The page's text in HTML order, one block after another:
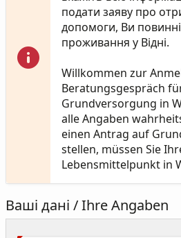
подати заяву про
допомоги, Ви
проживання у Відні.
Willkommen zur
Beratungsgespräch
Grundversorgung in
alle Angaben
einen Antrag auf
stellen, müssen Sie
Lebensmittelpunkt in
Ваші дані / Ihre Angaben